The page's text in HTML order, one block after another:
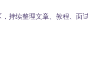
持续整理文章、教程、面